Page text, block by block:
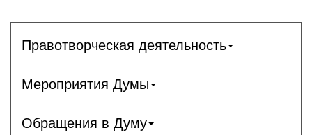
Правотворческая деятельность
Мероприятия Думы
Обращения в Думу